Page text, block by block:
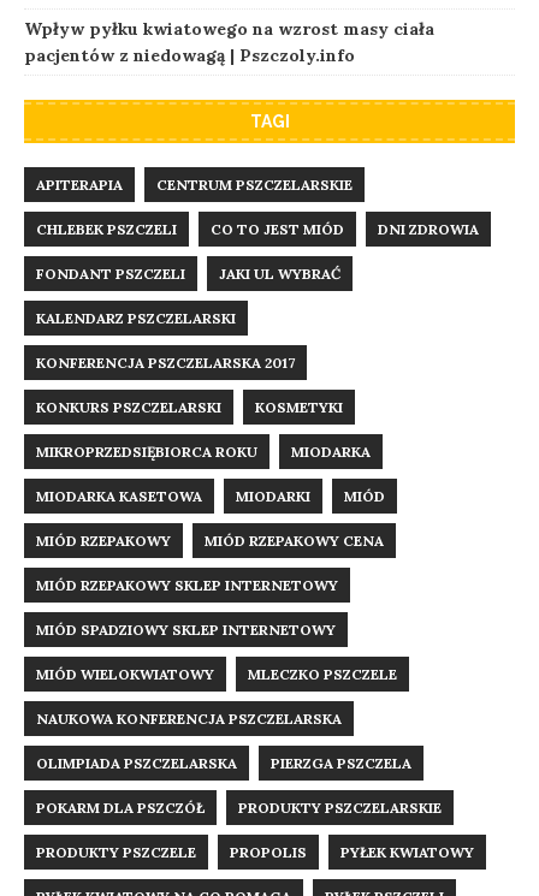
Wpływ pyłku kwiatowego na wzrost masy ciała
pacjentów z niedowagą | Pszczoly.info
TAGI
APITERAPIA CENTRUM PSZCZELARSKIE
CHLEBEK PSZCZELI CO TO JEST MIÓD DNI ZDROWIA
FONDANT PSZCZELI JAKI UL WYBRAĆ
KALENDARZ PSZCZELARSKI
KONFERENCJA PSZCZELARSKA 2017
KONKURS PSZCZELARSKI KOSMETYKI
MIKROPRZEDSIĘBIORCA ROKU MIODARKA
MIODARKA KASETOWA MIODARKI MIÓD
MIÓD RZEPAKOWY MIÓD RZEPAKOWY CENA
MIÓD RZEPAKOWY SKLEP INTERNETOWY
MIÓD SPADZIOWY SKLEP INTERNETOWY
MIÓD WIELOKWIATOWY MLECZKO PSZCZELE
NAUKOWA KONFERENCJA PSZCZELARSKA
OLIMPIADA PSZCZELARSKA PIERZGA PSZCZELA
POKARM DLA PSZCZÓŁ PRODUKTY PSZCZELARSKIE
PRODUKTY PSZCZELE PROPOLIS PYŁEK KWIATOWY